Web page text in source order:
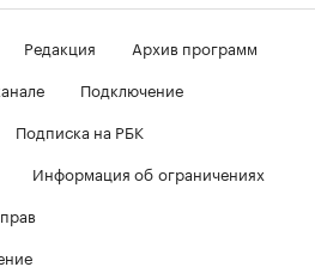
Редакция
Архив программ
Подключение
Подписка на РБК
Информация об ограничениях